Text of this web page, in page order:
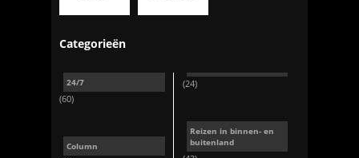
Categorieën
24/7
(60)
Column
(24)
Reizen in binnen- en
buitenland